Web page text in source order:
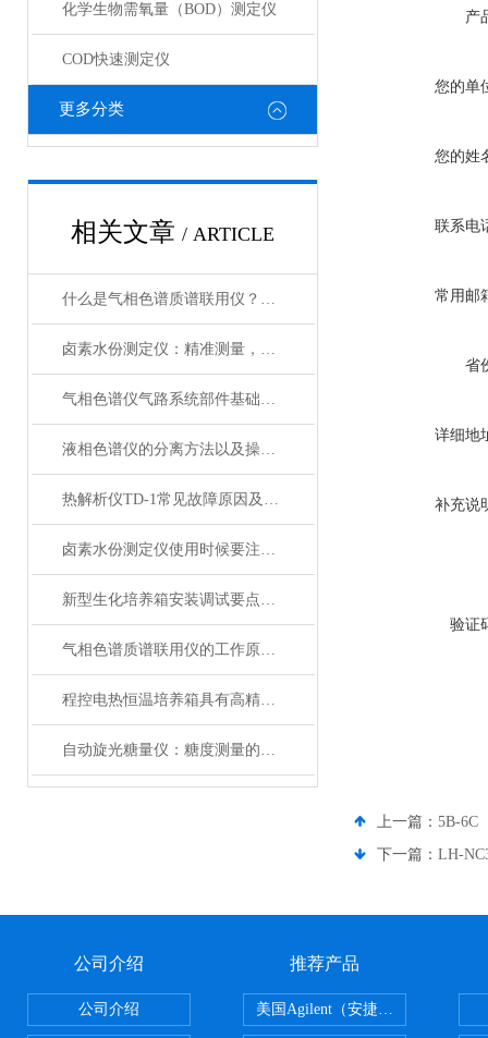
化学生物需氧量（BOD）测定仪
COD快速测定仪
更多分类
相关文章 / ARTICLE
什么是气相色谱质谱联用仪？有什么用途？
卤素水份测定仪：精准测量，科技助力
气相色谱仪气路系统部件基础说明（温州瑞昕）
液相色谱仪的分离方法以及操作过程
热解析仪TD-1常见故障原因及其解决方法
卤素水份测定仪使用时候要注意的八个事项
新型生化培养箱安装调试要点和使用方法
气相色谱质谱联用仪的工作原理概述
程控电热恒温培养箱具有高精确度的温度控制系统
自动旋光糖量仪：糖度测量的科技先锋
产
您的单
您的姓
联系电
常用邮
省
详细地
补充说
验证
上一篇： 5B-6C
下一篇： LH-
公司介绍
公司介绍
推荐产品
美国Agilent（安捷伦） PLOT色谱